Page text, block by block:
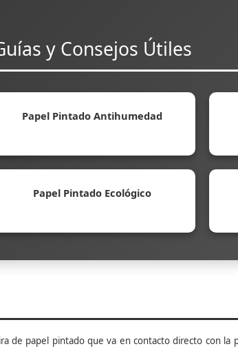
y Consejos Útiles
Papel Pintado Antihumedad
Papel Pintado Ecológico
de papel pintado que va en contacto directo con la